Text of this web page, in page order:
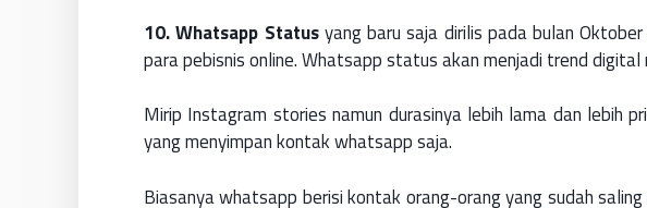
10. Whatsapp Statusyang baru saja dirilis pada bulan
para pebisnis online. Whatsapp status akan menjadi trend
Mirip Instagram stories namun durasinya lebih lama dan lebih
yang menyimpan kontak whatsapp saja.
Biasanya whatsapp berisi kontak orang-orang yang sudah